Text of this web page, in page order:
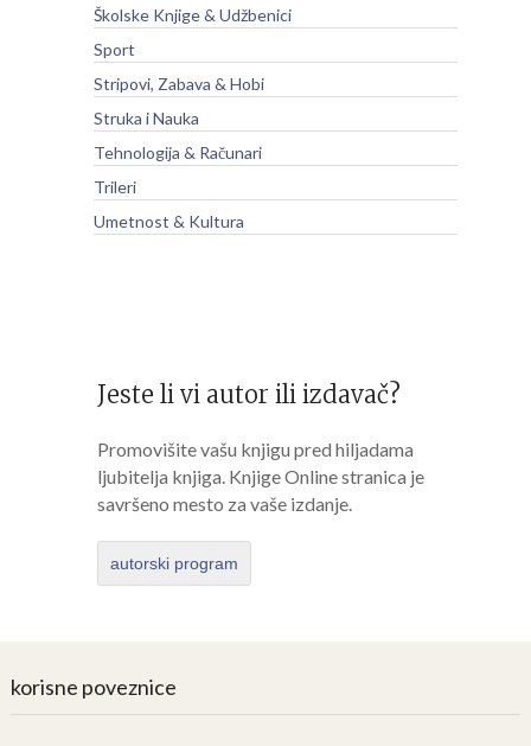
Školske Knjige & Udžbenici
Sport
Stripovi, Zabava & Hobi
Struka i Nauka
Tehnologija & Računari
Trileri
Umetnost & Kultura
Jeste li vi autor ili izdavač?
Promovišite vašu knjigu pred hiljadama
ljubitelja knjiga. Knjige Online stranica je
savršeno mesto za vaše izdanje.
autorski program
korisne poveznice